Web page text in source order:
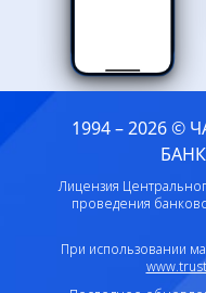
1994 – 2026
Лицензия
проведения
При использовании